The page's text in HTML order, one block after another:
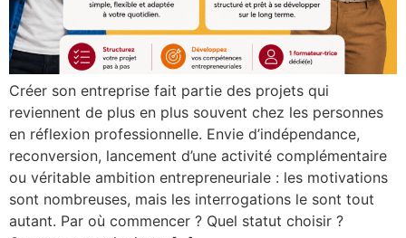
Créer son entreprise fait partie des projets qui
reviennent de plus en plus souvent chez les personnes
en réflexion professionnelle. Envie d’indépendance,
reconversion, lancement d’une activité complémentaire
ou véritable ambition entrepreneuriale : les motivations
sont nombreuses, mais les interrogations le sont tout
autant. Par où commencer ? Quel statut choisir ?